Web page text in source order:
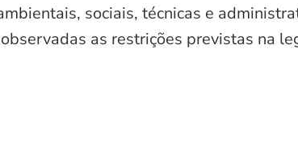
sociais, técnicas e
as restrições previstas na